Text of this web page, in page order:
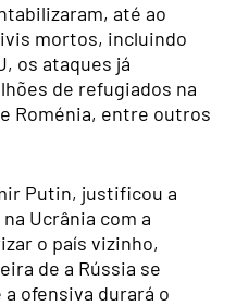
até ao
mortos, incluindo
os ataques já
de refugiados na
Roménia, entre outros
Putin, justificou a
Ucrânia com a
o país vizinho,
de a Rússia se
ofensiva durará o